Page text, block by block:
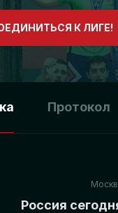
К ЛИГЕ!
Протокол
Россия